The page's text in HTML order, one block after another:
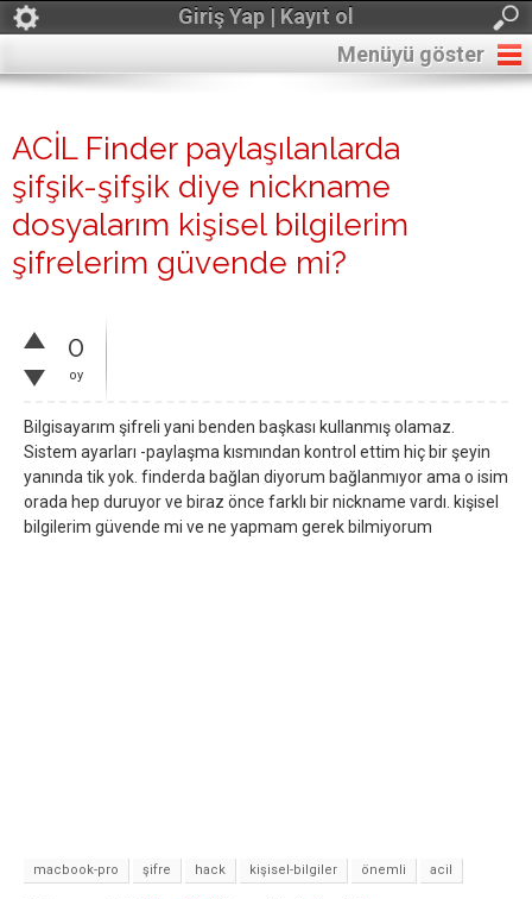
Giriş Yap | Kayıt ol
Menüyü göster
ACİL Finder paylaşılanlarda
şifşik-şifşik diye nickname
dosyalarım kişisel bilgilerim
şifrelerim güvende mi?
0
oy
Bilgisayarım şifreli yani benden başkası kullanmış olamaz.
Sistem ayarları -paylaşma kısmından kontrol ettim hiç bir şeyin
yanında tik yok. finderda bağlan diyorum bağlanmıyor ama o isim
orada hep duruyor ve biraz önce farklı bir nickname vardı. kişisel
bilgilerim güvende mi ve ne yapmam gerek bilmiyorum
macbook-pro şifre hack kişisel-bilgiler önemli acil